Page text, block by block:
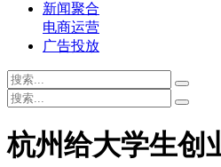
新闻聚合
电商运营
广告投放
杭州给大学生创